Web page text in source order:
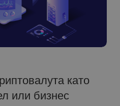
за криптовалута
криптовалута
като
или бизнес